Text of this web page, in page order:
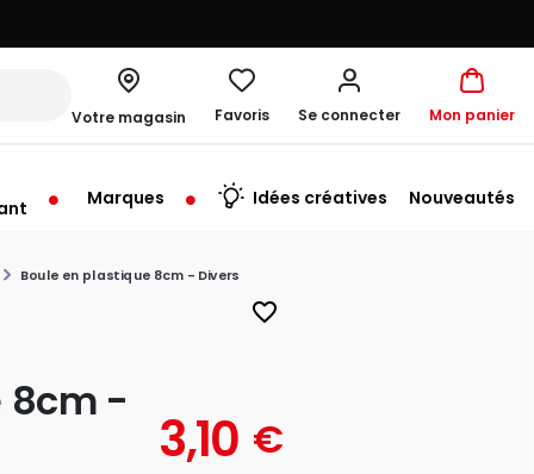
Votre magasin
à 19:00
Favoris Se connecter Mon panier
Marques Idées créatives Nouveautés
Boule en plastique 8cm - Divers
favorite_border
8cm -
3,10 €